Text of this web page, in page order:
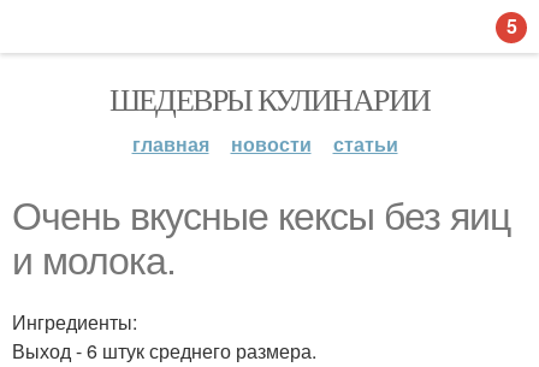
ШЕДЕВРЫ КУЛИНАРИИ
главная новости статьи
Очень вкусные кексы без яиц
и молока.
Ингредиенты:
Выход - 6 штук среднего размера.
5